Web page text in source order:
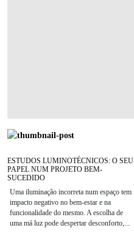
ESTUDOS LUMINOTÉCNICOS: O SEU
PAPEL NUM PROJETO BEM-
SUCEDIDO
Uma iluminação incorreta num espaço tem
impacto negativo no bem-estar e na
funcionalidade do mesmo. A escolha de
uma má luz pode despertar desconforto,...